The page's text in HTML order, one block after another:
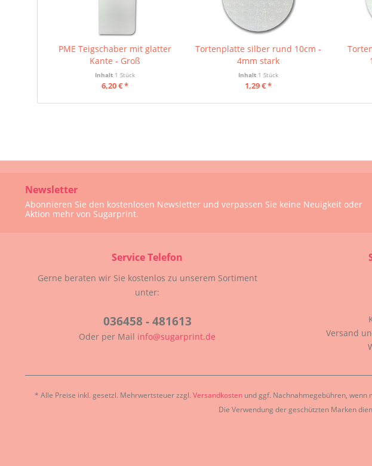
PME Teigschaber mit glatter
Kante - Groß
Inhalt 1 Stück
6,20 € *
Tortenplatte silber rund 10cm -
4mm stark
Inhalt 1 Stück
1,29 € *
Service Telefon
Gerne beraten wir Sie kostenlos zu unserem Sortiment
unter:
036458 - 481613
Oder per Mail info@sugarprint.de
Versand
Newsletter
Abonnieren Sie den kostenlosen Newsletter und verpassen Sie keine Neuigkeit oder
Aktion mehr von Sugarprint.
* Alle Preise inkl. gesetzl. Mehrwertsteuer zzgl. Versandkosten und ggf. Nachnahmegebühren,
Die Verwendung der geschützten Marken